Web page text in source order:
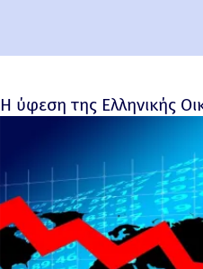
Η ύφεση της Ελληνικής